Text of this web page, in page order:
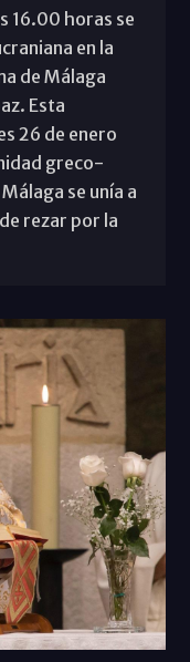
16.00 horas se
en la
de Málaga
Esta
26 de enero
greco-
se unía a
rezar por la